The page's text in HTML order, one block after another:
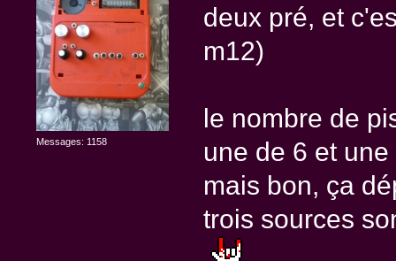
Messages: 1158
deux pré, et
m12)
le nombre de
une de 6 et
mais bon, ça
trois sources